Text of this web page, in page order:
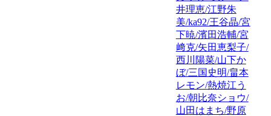
井理恵/江野朱
美/ka92/王谷晶/宮
下暁/濱田浩輔/宮
﨑克/矢田恵梨子/
西川陽菜/山下か
ぼ/三国史明/畠本
レモン/熱焼江う
お/朝比奈ショウ/
山田はまち/野原